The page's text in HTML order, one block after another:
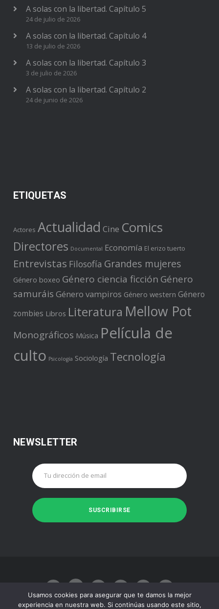
A solas con la libertad. Capítulo 5
24 de julio de 2026
A solas con la libertad. Capítulo 4
13 de julio de 2026
A solas con la libertad. Capítulo 3
3 de julio de 2026
A solas con la libertad. Capítulo 2
24 de junio de 2026
ETIQUETAS
Actores Actualidad Cine Comics
Directores Documental Economía El erizo tuerto
Entrevistas Filosofía Grandes mujeres
Género boxeo Género ciencia ficción Género
samuráis Género vampiros Género western Género
zombies Libros Literatura Mellow Pot
Monográficos Música Película de
culto Psicología Sociología Tecnología
NEWSLETTER
Usamos cookies para asegurar que te damos la mejor
experiencia en nuestra web. Si continúas usando este sitio,